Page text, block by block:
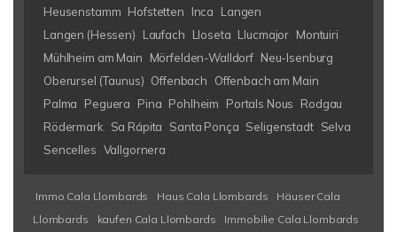
Heusenstamm Hofstetten Inca
Langen
Langen (Hessen)
Laufach Lloseta Llucmajor Montuiri
Mühlheim am Main
Mörfelden-Walldorf Neu-Isenburg
Oberursel (Taunus) Offenbach
Offenbach am Main
Palma
Peguera Pina Pohlheim Portals Nous
Rodgau
Rödermark
Sa Rápita Santa Ponça Seligenstadt Selva
Sencelles Vallgornera
Immo Cala Llombards Haus Cala Llombards
Häuser Cala
Llombards
kaufen Cala Llombards
Immobilie Cala Llombards